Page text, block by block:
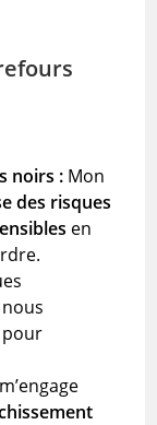
noirs : Mon
des risques
en
pour